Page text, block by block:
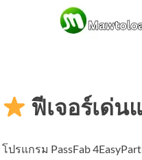
ฟีเจอร์เด่น
โปรแกรม PassFab